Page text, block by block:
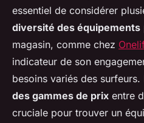
essentiel de considérer
diversité des équipements
magasin, comme chez
indicateur de son
besoins variés des surfeurs.
des gammes de prix entre
cruciale pour trouver un